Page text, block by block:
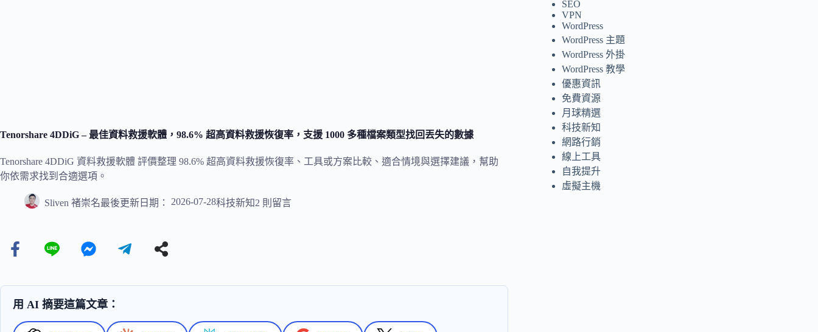
Tenorshare 4DDiG – 最佳資料救援軟體，98.6% 超高資料救援恢復率，支援 1000 多種檔案類型找回丟失的數據
Tenorshare 4DDiG 資料救援軟體 評價整理 98.6% 超高資料救援恢復率、工具或方案比較、適合情境與選擇建議，幫助
你依需求找到合適選項。
Sliven 褚崇名最後更新日期： 2026-07-28科技新知2 則留言
用 AI 摘要這篇文章：
SEO
VPN
WordPress
WordPress 主題
WordPress 外掛
WordPress 教學
優惠資訊
免費資源
月球精選
科技新知
網路行銷
線上工具
自我提升
虛擬主機